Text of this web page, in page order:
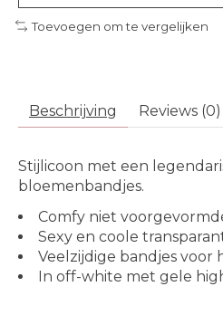
Toevoegen om te vergelijken
Beschrijving Reviews (0)
Stijlicoon met een
bloemenbandjes.
Comfy niet
Sexy en coole
Veelzijdige bandjes voor
In off-white met gele